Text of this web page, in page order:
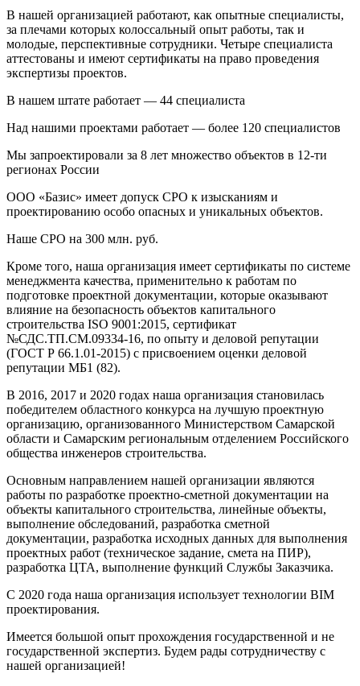
В нашей организацией работают, как опытные специалисты,
за плечами которых колоссальный опыт работы, так и
молодые, перспективные сотрудники. Четыре специалиста
аттестованы и имеют сертификаты на право проведения
экспертизы проектов.
В нашем штате работает — 44 специалиста
Над нашими проектами работает — более 120 специалистов
Мы запроектировали за 8 лет множество объектов в 12-ти
регионах России
ООО «Базис» имеет допуск СРО к изысканиям и
проектированию особо опасных и уникальных объектов.
Наше СРО на 300 млн. руб.
Кроме того, наша организация имеет сертификаты по системе
менеджмента качества, применительно к работам по
подготовке проектной документации, которые оказывают
влияние на безопасность объектов капитального
строительства ISO 9001:2015, сертификат
№СДС.ТП.СМ.09334-16, по опыту и деловой репутации
(ГОСТ Р 66.1.01-2015) с присвоением оценки деловой
репутации МБ1 (82).
В 2016, 2017 и 2020 годах наша организация становилась
победителем областного конкурса на лучшую проектную
организацию, организованного Министерством Самарской
области и Самарским региональным отделением Российского
общества инженеров строительства.
Основным направлением нашей организации являются
работы по разработке проектно-сметной документации на
объекты капитального строительства, линейные объекты,
выполнение обследований, разработка сметной
документации, разработка исходных данных для выполнения
проектных работ (техническое задание, смета на ПИР),
разработка ЦТА, выполнение функций Службы Заказчика.
С 2020 года наша организация использует технологии BIM
проектирования.
Имеется большой опыт прохождения государственной и не
государственной экспертиз. Будем рады сотрудничеству с
нашей организацией!